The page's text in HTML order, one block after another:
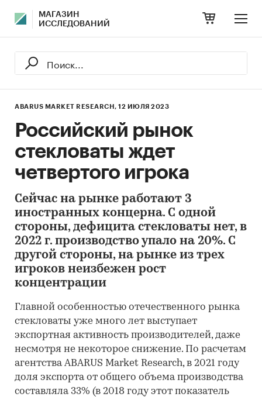
МАГАЗИН
ИССЛЕДОВАНИЙ
ABARUS MARKET RESEARCH, 12 ИЮЛЯ 2023
Российский рынок
стекловаты ждет
четвертого игрока
Сейчас на рынке работают 3
иностранных концерна. С одной
стороны, дефицита стекловаты нет, в
2022 г. производство упало на 20%. С
другой стороны, на рынке из трех
игроков неизбежен рост
концентрации
Главной особенностью отечественного рынка
стекловаты уже много лет выступает
экспортная активность производителей, даже
несмотря не некоторое снижение. По расчетам
агентства ABARUS Market Research, в 2021 году
доля экспорта от общего объема производства
составляла 33% (в 2018 году этот показатель